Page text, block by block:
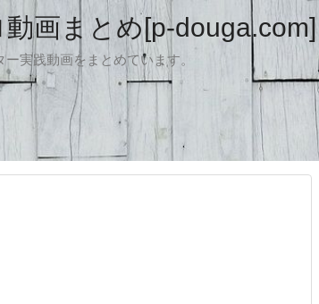
画まとめ[p-douga.com]
実践動画をまとめています。